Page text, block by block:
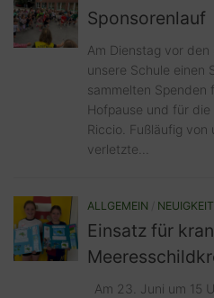
Sponsorenlauf
Am Dienstag vor
unsere Schule einen
sammelten Spenden
Hofpause und für
Riccio. Fußläufig
verletzte...
ALLGEMEIN
Einsatz für
Am 23. Juni um 15